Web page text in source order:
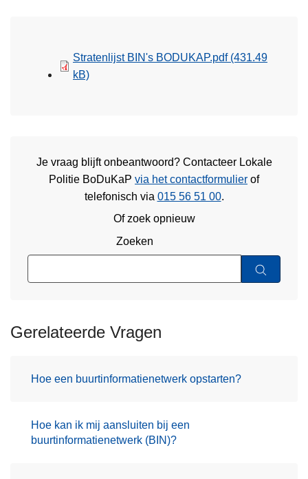
Stratenlijst BIN's BODUKAP.pdf (431.49
kB)
Je vraag blijft onbeantwoord? Contacteer Lokale
Politie BoDuKaP via het contactformulier of
telefonisch via 015 56 51 00.
Of zoek opnieuw
Zoeken
Gerelateerde Vragen
Hoe een buurtinformatienetwerk opstarten?
Hoe kan ik mij aansluiten bij een
buurtinformatienetwerk (BIN)?